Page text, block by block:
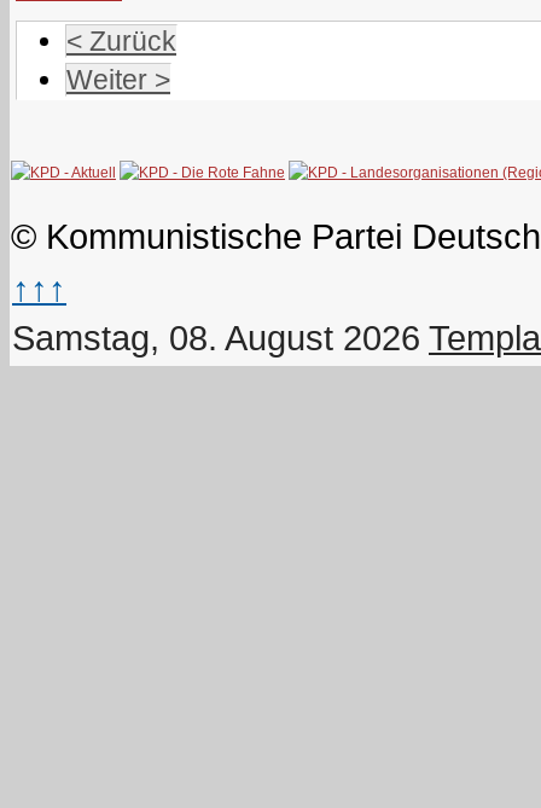
< Zurück
Weiter >
© Kommunistische Partei
↑↑↑
Samstag, 08. August 2026